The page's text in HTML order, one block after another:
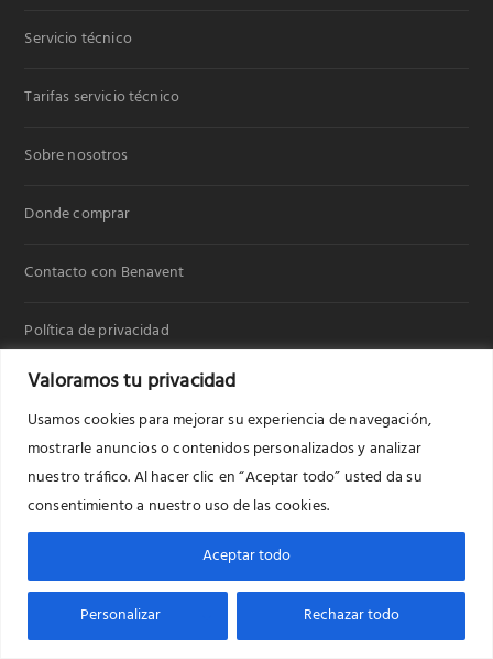
Valoramos tu privacidad
Usamos cookies para mejorar su experiencia de navegación,
mostrarle anuncios o contenidos personalizados y analizar
nuestro tráfico. Al hacer clic en “Aceptar todo” usted da su
consentimiento a nuestro uso de las cookies.
Personalizar Rechazar todo
Aceptar todo
Servicio técnico
Tarifas servicio técnico
Sobre nosotros
Donde comprar
Contacto con Benavent
Política de privacidad
Política de cookies
Lavado
Cocción